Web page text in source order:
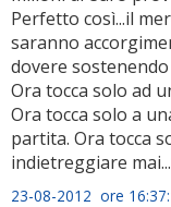
Perfetto così...il
saranno
dovere
Ora tocca solo ad
Ora tocca solo a
partita. Ora tocca
indietreggiare
23-08-2012 ore